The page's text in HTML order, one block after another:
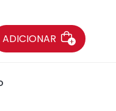
ADICIONAR